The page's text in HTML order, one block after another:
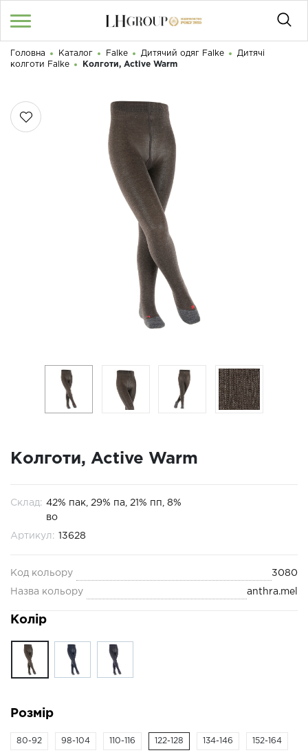
UA|RU
КАТАЛОГ
Графік роботи з 9:00 до 21:00
Доброго дня! Що Ви шукаєте?
Головна Каталог Falke Дитячий одяг Falke
Дитячі
колготи Falke
Колготи, Active Warm
Колготи, Active Warm
Склад: 42% пак, 29% па, 21% пп, 8%
во
Артикул: 13628
Код кольору 3080
Назва кольору anthra.mel
Колір
Розмір
80-92 98-104 110-116 122-128 134-146 152-164